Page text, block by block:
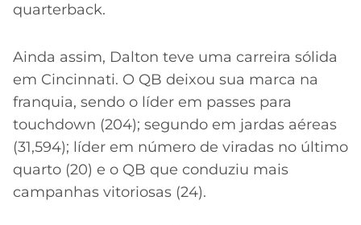
quarterback.
Ainda assim, Dalton teve uma carreira sólida
em Cincinnati. O QB deixou sua marca na
franquia, sendo o líder em passes para
touchdown (204); segundo em jardas aéreas
(31,594); líder em número de viradas no último
quarto (20) e o QB que conduziu mais
campanhas vitoriosas (24).